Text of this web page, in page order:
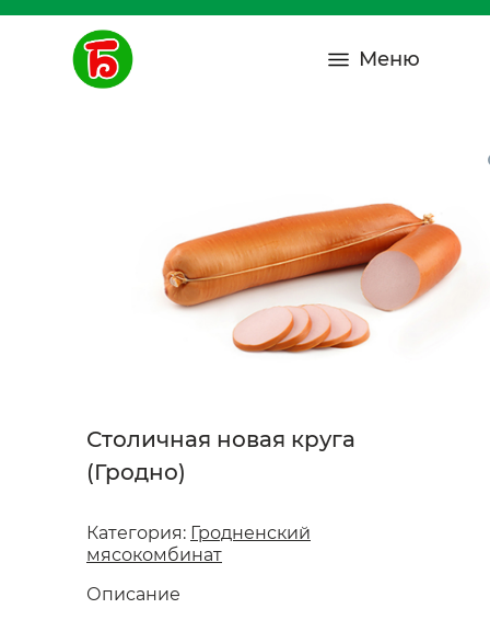
Меню
Столичная новая круга
(Гродно)
Категория: Гродненский
мясокомбинат
Описание